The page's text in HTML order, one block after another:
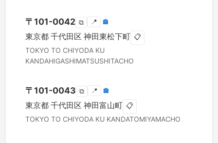
〒 101-0042 ⧉ 📍 🏣
東京都 千代田区 神田東松下町 📋
TOKYO TO CHIYODA KU
KANDAHIGASHIMATSUSHITACHO
〒 101-0043 ⧉ 📍 🏣
東京都 千代田区 神田富山町 📋
TOKYO TO CHIYODA KU KANDATOMIYAMACHO